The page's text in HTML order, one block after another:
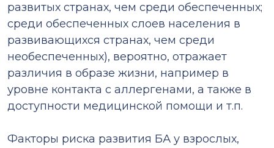
развитых странах, чем среди обеспеченных;
среди обеспеченных слоев населения в
развивающихся странах, чем среди
необеспеченных), вероятно, отражает
различия в образе жизни, например в
уровне контакта с аллергенами, а также в
доступности медицинской помощи и т.п.
Факторы риска развития БА у взрослых,